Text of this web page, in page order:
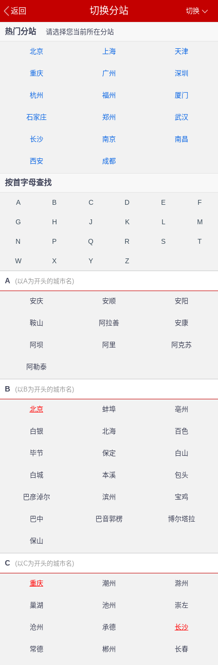
返回 切换
切换分站
热门分站 请选择您当前所在分站
北京 上海 天津
重庆 广州 深圳
杭州 福州 厦门
石家庄 郑州 武汉
长沙 南京 南昌
西安 成都
按首字母查找
A B C D E F
G H J K L M
N P Q R S T
W X Y Z
A (以A为开头的城市名)
安庆 安顺 安阳
鞍山 阿拉善 安康
阿坝 阿里 阿克苏
阿勒泰
B (以B为开头的城市名)
北京 蚌埠 亳州
白银 北海 百色
毕节 保定 白山
白城 本溪 包头
巴彦淖尔 滨州 宝鸡
巴中 巴音郭楞 博尔塔拉
保山
C (以C为开头的城市名)
重庆 潮州 滁州
巢湖 池州 崇左
沧州 承德 长沙
常德 郴州 长春